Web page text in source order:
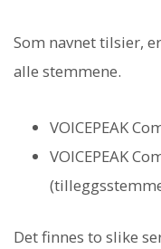
Som navnet tilsier, er
alle stemmene.
VOICEPEAK
VOICEPEAK
Det finnes to slike